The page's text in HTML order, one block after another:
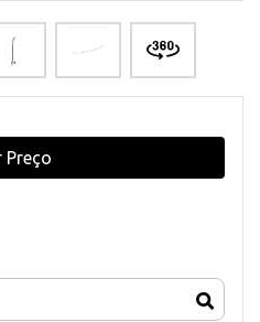
Preço